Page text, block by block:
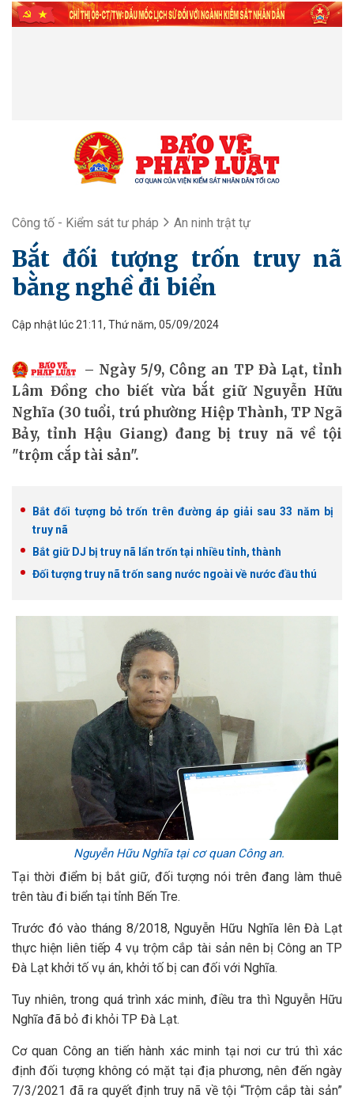
Công tố - Kiểm sát tư pháp An ninh trật tự
Bắt đối tượng trốn truy nã
bằng nghề đi biển
Cập nhật lúc 21:11, Thứ năm, 05/09/2024
Ngày 5/9, Công an TP Đà Lạt, tỉnh
Lâm Đồng cho biết vừa bắt giữ Nguyễn Hữu
Nghĩa (30 tuổi, trú phường Hiệp Thành, TP Ngã
Bảy, tỉnh Hậu Giang) đang bị truy nã về tội
"trộm cắp tài sản".
Bắt đối tượng bỏ trốn trên đường áp giải sau 33 năm bị
truy nã
Bắt giữ DJ bị truy nã lẩn trốn tại nhiều tỉnh, thành
Đối tượng truy nã trốn sang nước ngoài về nước đầu thú
Nguyễn Hữu Nghĩa tại cơ quan Công an.
Tại thời điểm bị bắt giữ, đối tượng nói trên đang làm thuê
trên tàu đi biển tại tỉnh Bến Tre.
Trước đó vào tháng 8/2018, Nguyễn Hữu Nghĩa lên Đà Lạt
thực hiện liên tiếp 4 vụ trộm cắp tài sản nên bị Công an TP
Đà Lạt khởi tố vụ án, khởi tố bị can đối với Nghĩa.
Tuy nhiên, trong quá trình xác minh, điều tra thì Nguyễn Hữu
Nghĩa đã bỏ đi khỏi TP Đà Lạt.
Cơ quan Công an tiến hành xác minh tại nơi cư trú thì xác
định đối tượng không có mặt tại địa phương, nên đến ngày
7/3/2021 đã ra quyết định truy nã về tội “Trộm cắp tài sản”